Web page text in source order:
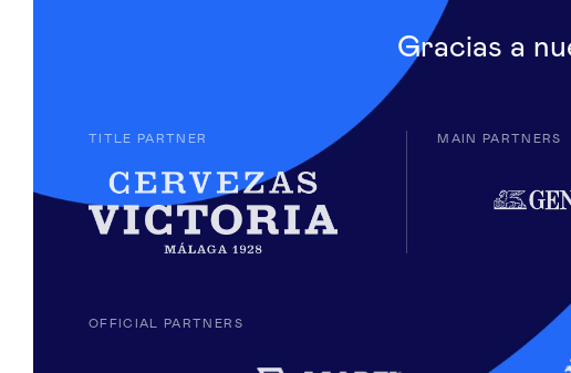
Gracias a
TITLE PARTNER MAIN PARTNERS
OFFICIAL PARTNERS